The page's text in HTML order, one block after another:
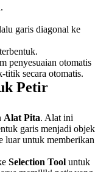
garis diagonal ke
penyesuaian otomatis
titik secara otomatis.
Petir
Alat Pita. Alat ini
garis menjadi objek
luar untuk memberikan
Selection Tool untuk